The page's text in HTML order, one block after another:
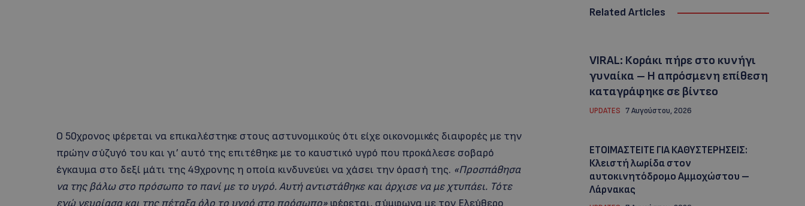
Ο 50χρονος φέρεται να επικαλέστηκε στους αστυνομικούς ότι είχε οικονομικές διαφορές με την
πρώην σύζυγό του και γι’ αυτό της επιτέθηκε με το καυστικό υγρό που προκάλεσε σοβαρό
έγκαυμα στο δεξί μάτι της 49χρονης η οποία κινδυνεύει να χάσει την όρασή της. «Προσπάθησα
να της βάλω στο πρόσωπο το πανί με το υγρό. Αυτή αντιστάθηκε και άρχισε να με χτυπάει. Τότε
εγώ νευρίασα και της πέταξα όλο το υγρό στο πρόσωπο»φέρεται, σύμφωνα με τον Ελεύθερο
Related Articles
VIRAL: Κοράκι πήρε στο κυνήγι
γυναίκα – Η απρόσμενη επίθεση
καταγράφηκε σε βίντεο
UPDATES 7 Αυγούστου, 2026
ΕΤΟΙΜΑΣΤΕΙΤΕ ΓΙΑ ΚΑΘΥΣΤΕΡΗΣΕΙΣ:
Κλειστή λωρίδα στον
αυτοκινητόδρομο Αμμοχώστου –
Λάρνακας